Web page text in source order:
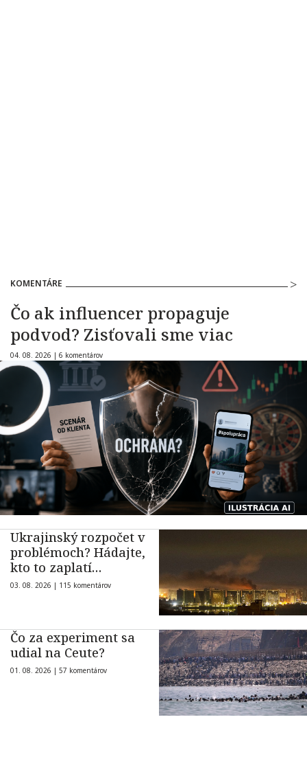
KOMENTÁRE
Čo ak influencer propaguje
podvod? Zisťovali sme viac
04. 08. 2026 | 6 komentárov
Ukrajinský rozpočet v
problémoch? Hádajte,
kto to zaplatí…
03. 08. 2026 | 115 komentárov
Čo za experiment sa
udial na Ceute?
01. 08. 2026 | 57 komentárov